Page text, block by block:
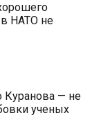
в НАТО не
— не
ученых